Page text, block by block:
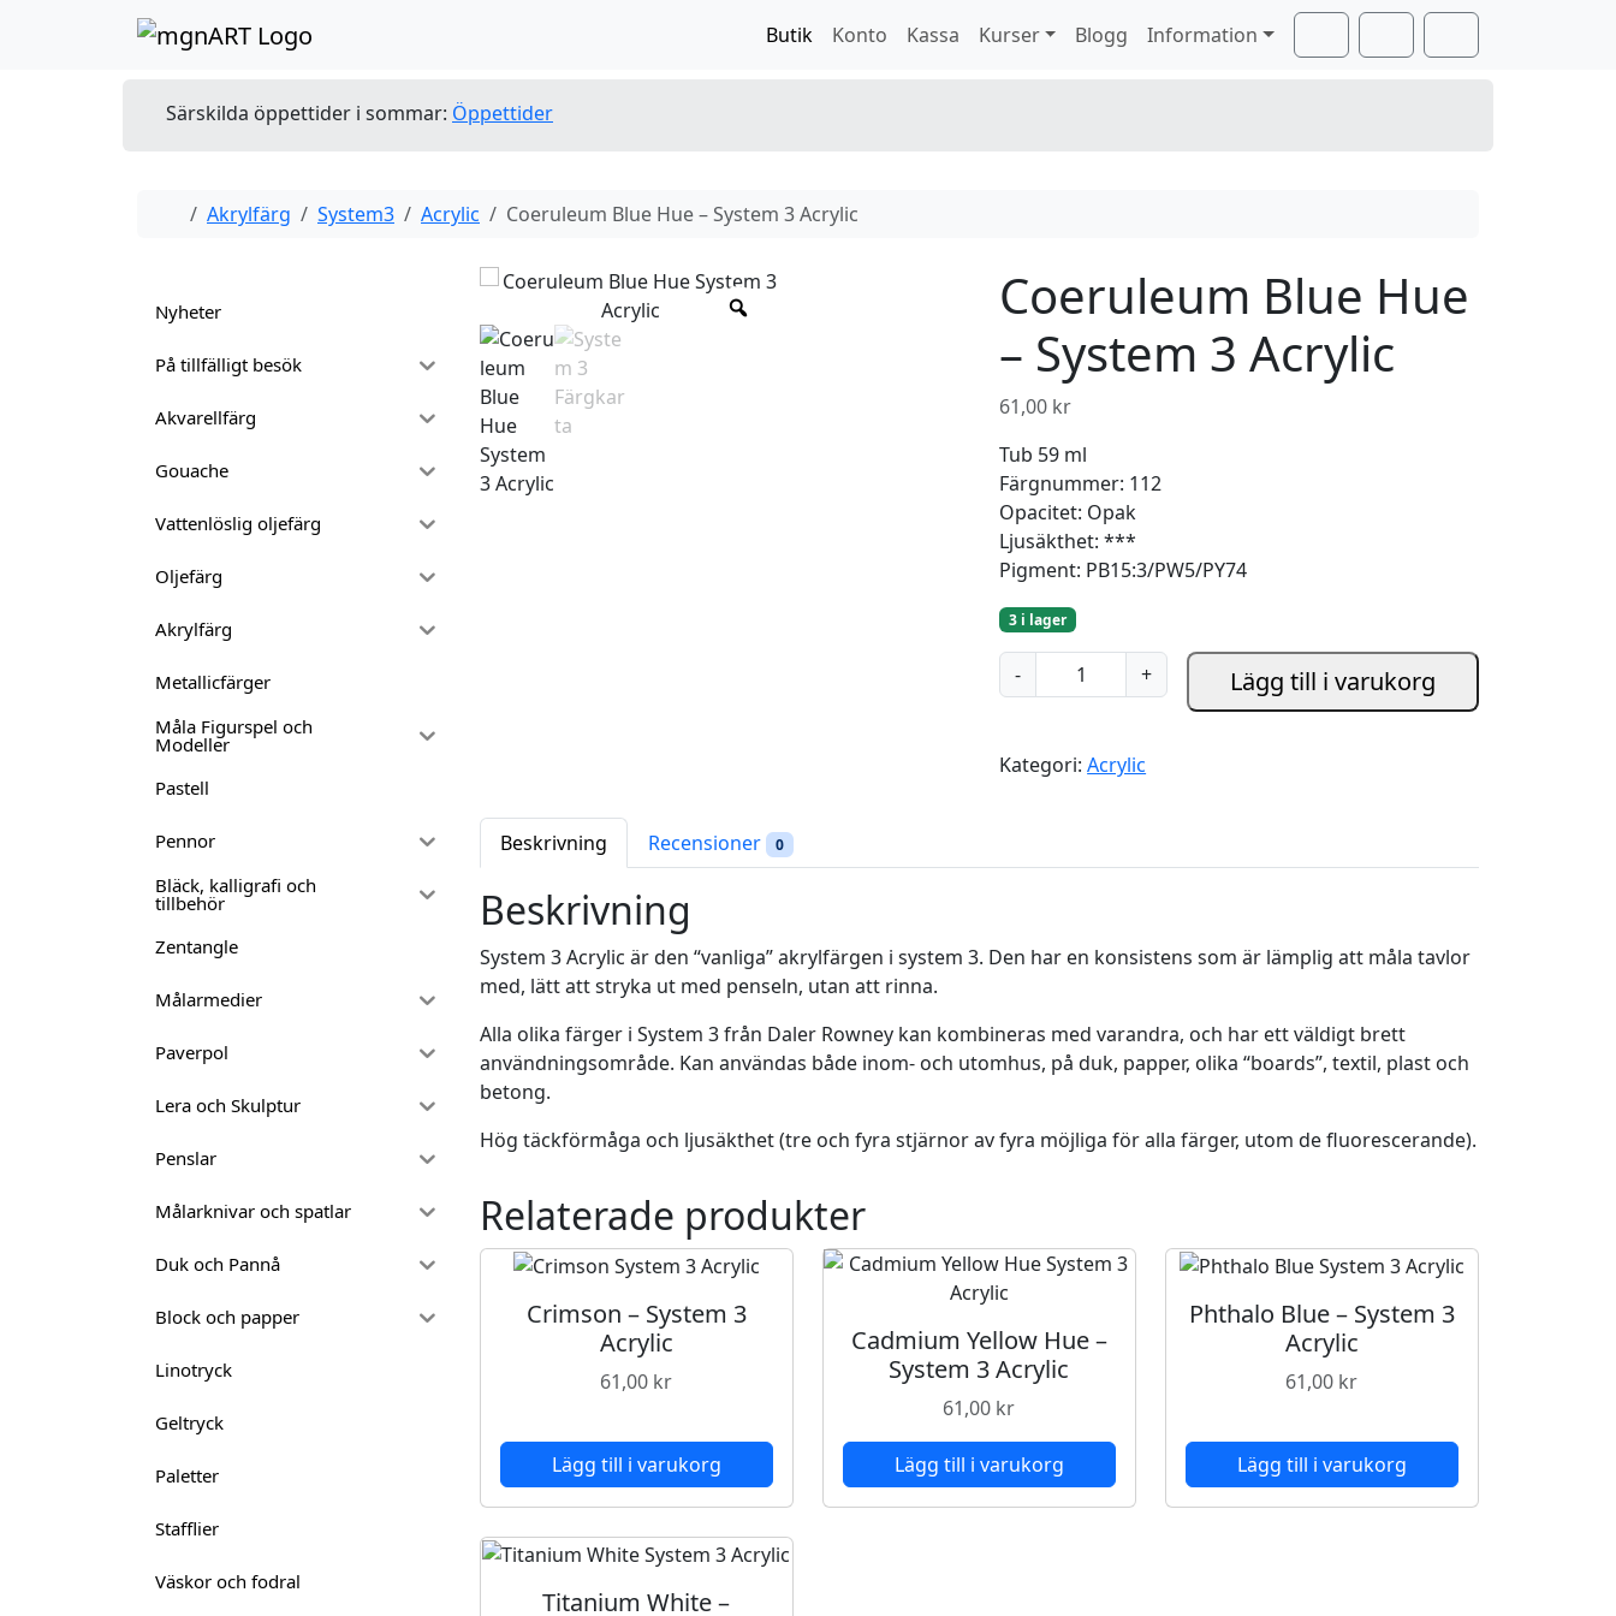
Butik
Konto Kassa Kurser Blogg
Information
SearchAccountCart
Särskilda öppettider i sommar: Öppettider
Home
Akrylfärg System3 Acrylic Coeruleum Blue Hue – System 3 Acrylic
Nyheter
På tillfälligt besök
Akvarellfärg
Gouache
Vattenlöslig oljefärg
Oljefärg
Akrylfärg
Metallicfärger
Måla Figurspel och
Modeller
Pastell
Pennor
Bläck, kalligrafi och
tillbehör
Zentangle
Målarmedier
Paverpol
Lera och Skulptur
Penslar
Målarknivar och spatlar
Duk och Pannå
Block och papper
Linotryck
Geltryck
Paletter
Stafflier
Väskor och fodral
Coeruleum Blue Hue
– System 3 Acrylic
61,00 kr
Tub 59 ml
Färgnummer: 112
Opacitet: Opak
Ljusäkthet: ***
Pigment: PB15:3/PW5/PY74
3 i lager
-
o
r
u
u
l
H
u
-
S
t
e
m
3
A
c
r
y
l
i
+ Lägg till i varukorg
Kategori:Acrylic
Beskrivning Recensioner 0
Beskrivning
System 3 Acrylic är den “vanliga” akrylfärgen i system 3. Den har en konsistens som är lämplig att måla tavlor
med, lätt att stryka ut med penseln, utan att rinna.
Alla olika färger i System 3 från Daler Rowney kan kombineras med varandra, och har ett väldigt brett
användningsområde. Kan användas både inom- och utomhus, på duk, papper, olika “boards”, textil, plast och
betong.
Hög täckförmåga och ljusäkthet (tre och fyra stjärnor av fyra möjliga för alla färger, utom de fluorescerande).
Relaterade produkter
Crimson – System 3
Acrylic
61,00 kr
Lägg till i varukorg
Cadmium Yellow Hue –
System 3 Acrylic
61,00 kr
Lägg till i varukorg
Phthalo Blue – System 3
Acrylic
61,00 kr
Lägg till i varukorg
Titanium White –